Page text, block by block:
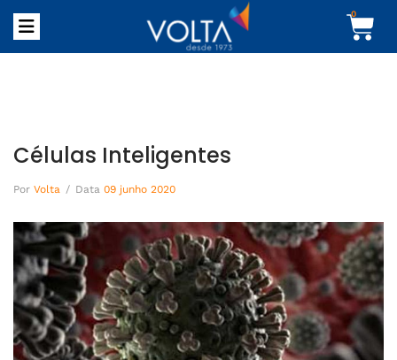
0
Células Inteligentes
Por Volta / Data 09 junho 2020